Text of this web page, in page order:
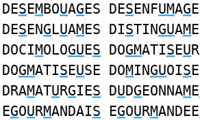
DESEMBOUAGES DESENFUMAG
DESENGLUAMES DISTINGUAM
DOCIMOLOGUES DOGMATISEU
DOGMATISEUSE DOMINGUOIS
DRAMATURGIES DUDGEONNAME
EGOURMANDAIS EGOURMANDEE